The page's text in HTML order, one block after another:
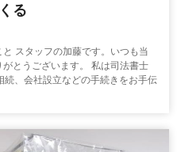
る
スタッフの加藤です。いつも当
とうございます。 私は司法書士
続、会社設立などの手続きをお手伝